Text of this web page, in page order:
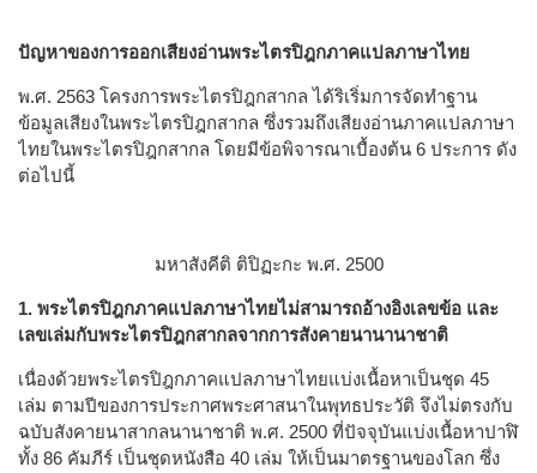
ปัญหาของการออกเสียงอ่านพระไตรปิฎกภาคแปลภาษาไทย
พ.ศ. 2563 โครงการพระไตรปิฎกสากล ได้ริเริ่มการจัดทำฐาน
ข้อมูลเสียงในพระไตรปิฎกสากล ซึ่งรวมถึงเสียงอ่านภาคแปลภาษา
ไทยในพระไตรปิฎกสากล โดยมีข้อพิจารณาเบื้องต้น 6 ประการ ดัง
ต่อไปนี้
มหาสังคีติ ติปิฏะกะ พ.ศ. 2500
1. พระไตรปิฎกภาคแปลภาษาไทยไม่สามารถอ้างอิงเลขข้อ และ
เลขเล่มกับพระไตรปิฎกสากลจากการสังคายนานานาชาติ
เนื่องด้วยพระไตรปิฎกภาคแปลภาษาไทยแบ่งเนื้อหาเป็นชุด 45
เล่ม ตามปีของการประกาศพระศาสนาในพุทธประวัติ จึงไม่ตรงกับ
ฉบับสังคายนาสากลนานาชาติ พ.ศ. 2500 ที่ปัจจุบันแบ่งเนื้อหาปาฬิ
ทั้ง 86 คัมภีร์ เป็นชุดหนังสือ 40 เล่ม ให้เป็นมาตรฐานของโลก ซึ่ง